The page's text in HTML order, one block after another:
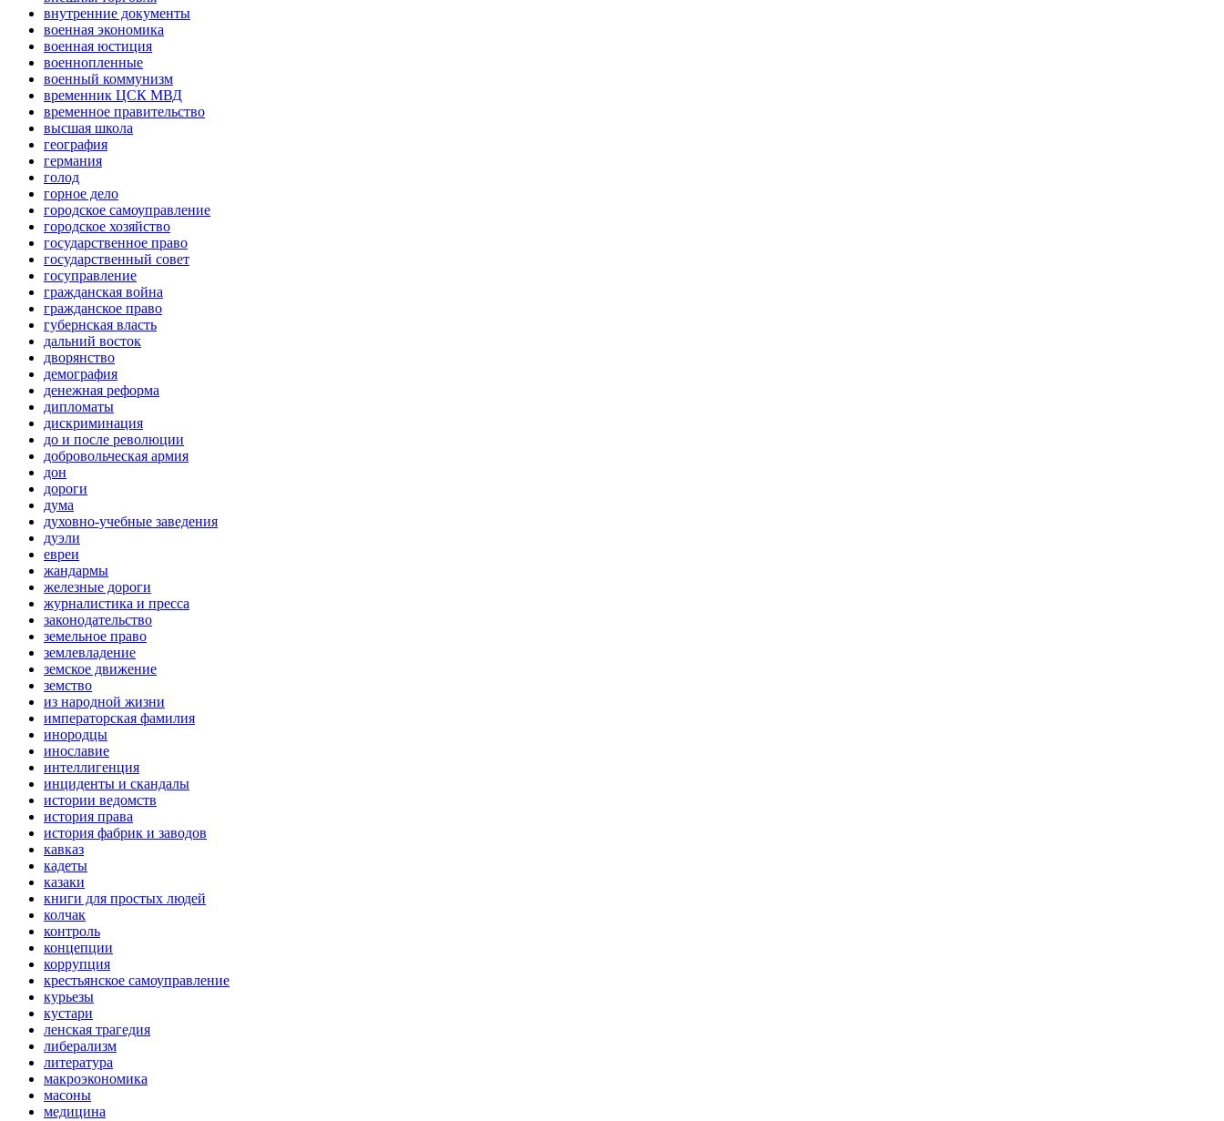
внутренние документы
военная экономика
военная юстиция
военнопленные
военный коммунизм
временник ЦСК МВД
временное правительство
высшая школа
география
германия
голод
горное дело
городское самоуправление
городское хозяйство
государственное право
государственный совет
госуправление
гражданская война
гражданское право
губернская власть
дальний восток
дворянство
демография
денежная реформа
дипломаты
дискриминация
до и после революции
добровольческая армия
дон
дороги
дума
духовно-учебные заведения
дуэли
евреи
жандармы
железные дороги
журналистика и пресса
законодательство
земельное право
землевладение
земское движение
земство
из народной жизни
императорская фамилия
инородцы
инославие
интеллигенция
инциденты и скандалы
истории ведомств
история права
история фабрик и заводов
кавказ
кадеты
казаки
книги для простых людей
колчак
контроль
концепции
коррупция
крестьянское самоуправление
курьезы
кустари
ленская трагедия
либерализм
литература
макроэкономика
масоны
медицина